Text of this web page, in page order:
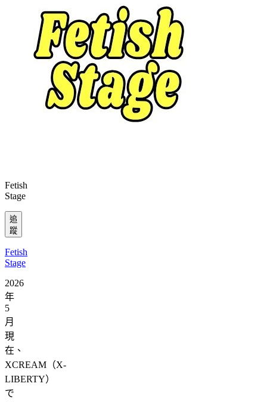
Fetish
Stage
追
蹤
Fetish
Stage
2026
年
5
月
現
在、
XCREAM（X-
LIBERTY）
で